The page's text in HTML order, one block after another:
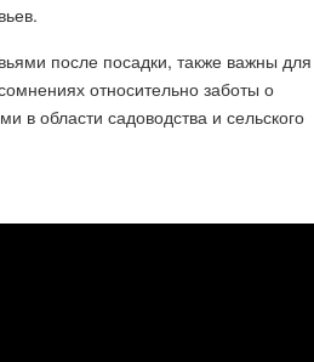
после посадки, также важны для
относительно заботы о
в области садоводства и сельского